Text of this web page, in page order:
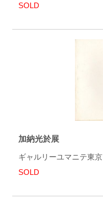
SOLD
加納光於展
ギャルリーユマニテ
SOLD